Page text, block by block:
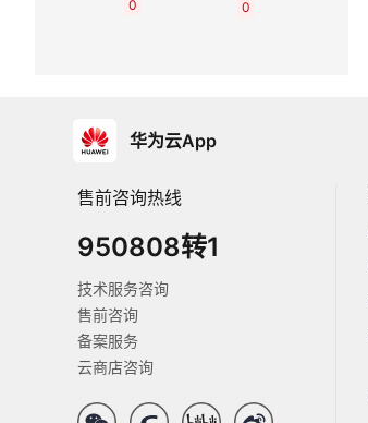
0
0
华为云App
售前咨询热线
950808转1
技术服务咨询
售前咨询
备案服务
云商店咨询